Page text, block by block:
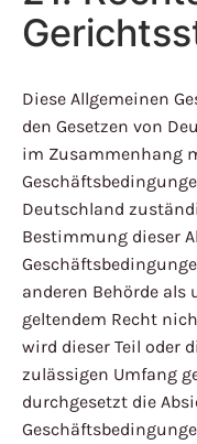
Diese Allgemeinen
den Gesetzen von
im Zusammenhang
Deutschland
Bestimmung dieser
anderen Behörde
geltendem Recht
wird dieser Teil oder
zulässigen Umfang
durchgesetzt die